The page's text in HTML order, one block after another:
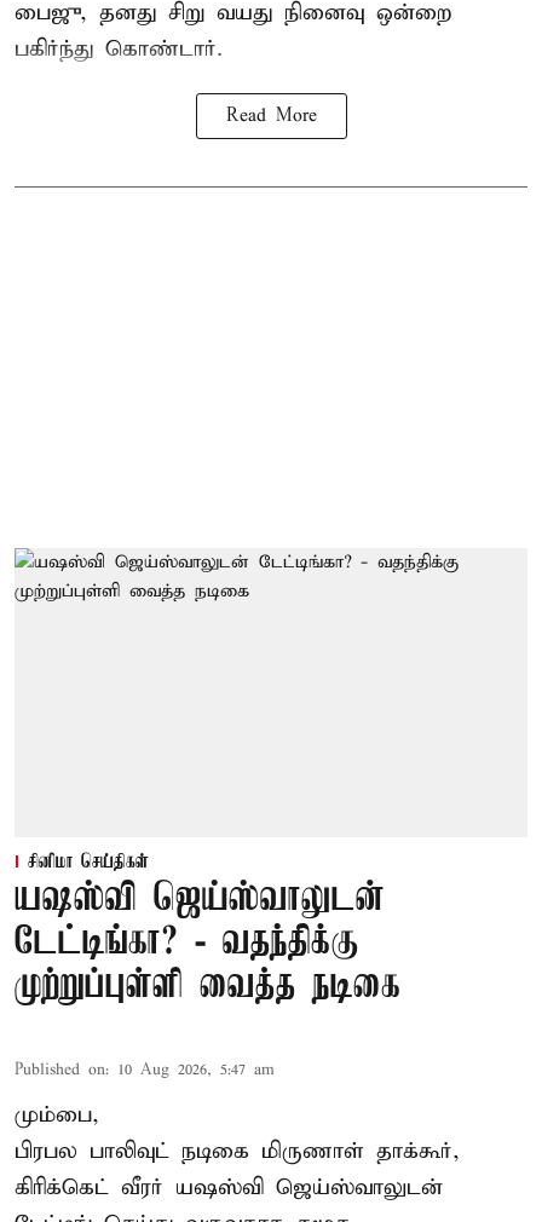
பைஜு, தனது சிறு வயது நினைவு ஒன்றை
பகிர்ந்து கொண்டார்.
Read More
சினிமா செய்திகள்
யஷஸ்வி ஜெய்ஸ்வாலுடன்
டேட்டிங்கா? - வதந்திக்கு
முற்றுப்புள்ளி வைத்த நடிகை
Published on: 10 Aug 2026, 5:47 am
மும்பை,
பிரபல பாலிவுட் நடிகை மிருணாள் தாக்கூர்,
கிரிக்கெட் வீரர் யஷஸ்வி ஜெய்ஸ்வாலுடன்